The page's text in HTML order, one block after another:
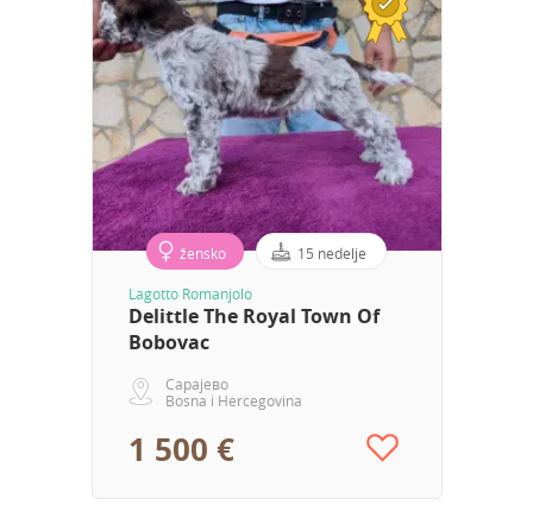
žensko 15 nedelje
Lagotto Romanjolo
Delittle The Royal Town Of
Bobovac
Сарајево
Bosna i Hercegovina
1 500 €